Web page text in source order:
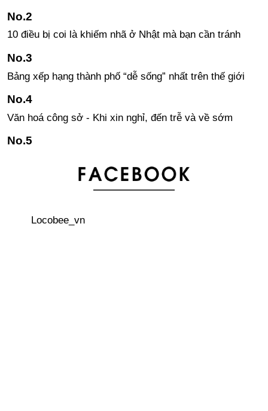
10 điều bị coi là khiếm nhã ở Nhật mà bạn cần tránh
Bảng xếp hạng thành phố “dễ sống” nhất trên thế giới
Văn hoá công sở - Khi xin nghỉ, đến trễ và về sớm
Locobee_vn